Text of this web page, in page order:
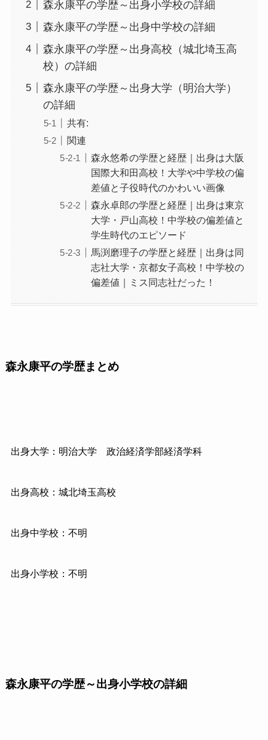
森永康平の学歴～出身小学校の詳細
森永康平の学歴～出身中学校の詳細
森永康平の学歴～出身高校（城北埼玉高
校）の詳細
森永康平の学歴～出身大学（明治大学）
の詳細
共有:
関連
森永悠希の学歴と経歴｜出身は大阪
国際大和田高校！大学や中学校の偏
差値と子役時代のかわいい画像
森永卓郎の学歴と経歴｜出身は東京
大学・戸山高校！中学校の偏差値と
学生時代のエピソード
馬渕磨理子の学歴と経歴｜出身は同
志社大学・京都女子高校！中学校の
偏差値｜ミス同志社だった！
森永康平の学歴まとめ
出身大学：明治大学 政治経済学部経済学科
出身高校：城北埼玉高校
出身中学校：不明
出身小学校：不明
森永康平の学歴～出身小学校の詳細